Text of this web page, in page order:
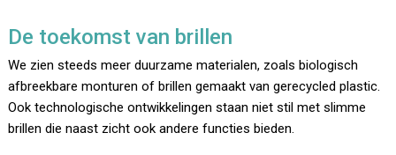
De toekomst van brillen
We zien steeds meer duurzame materialen, zoals biologisch
afbreekbare monturen of brillen gemaakt van gerecycled plastic.
Ook technologische ontwikkelingen staan niet stil met slimme
brillen die naast zicht ook andere functies bieden.